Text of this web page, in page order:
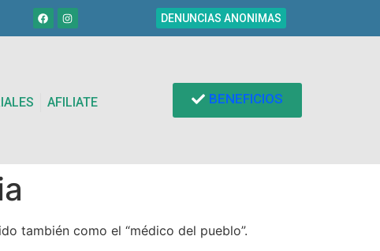
DENUNCIAS ANONIMAS
AFILIATE BENEFICIOS
también como el “médico del pueblo”.